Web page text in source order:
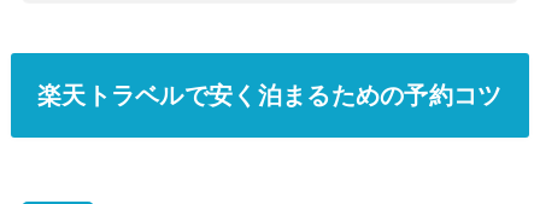
楽天トラベルで安く泊まるための予約コツ